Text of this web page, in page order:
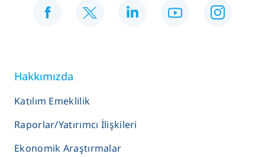
Hakkımızda
Katılım Emeklilik
Raporlar/Yatırımcı İlişkileri
Ekonomik Araştırmalar